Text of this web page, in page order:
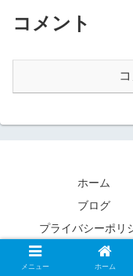
コメント
ホーム
ブログ
プライバシーポリ
Copyright ©
メニュー ホーム